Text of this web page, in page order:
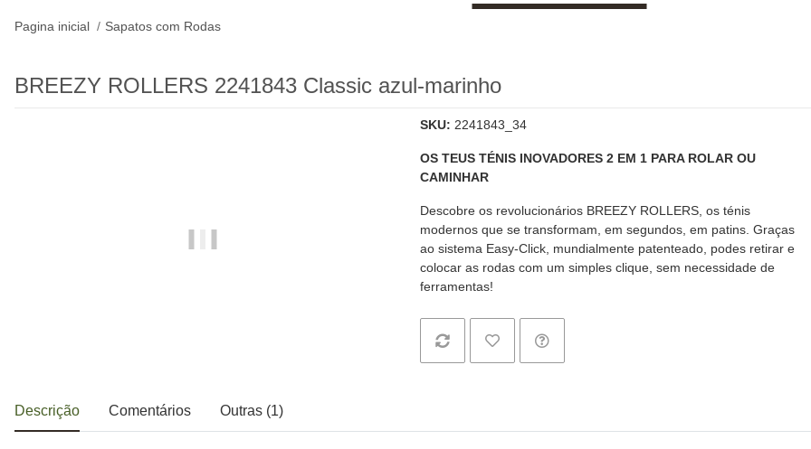
Pagina inicial Sapatos com Rodas
BREEZY ROLLERS 2241843 Classic azul-marinho
SKU: 2241843_34
OS TEUS TÉNIS INOVADORES 2 EM 1 PARA ROLAR OU
CAMINHAR
Descobre os revolucionários BREEZY ROLLERS, os ténis
modernos que se transformam, em segundos, em patins. Graças
ao sistema Easy-Click, mundialmente patenteado, podes retirar e
colocar as rodas com um simples clique, sem necessidade de
ferramentas!
Descrição Comentários Outras (1)